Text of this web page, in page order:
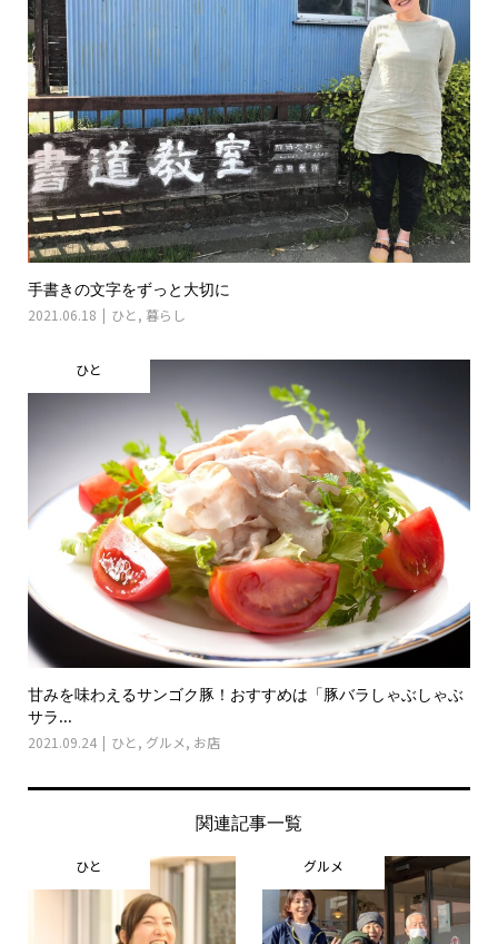
手書きの文字をずっと大切に
2021.06.18 ひと , 暮らし
ひと
甘みを味わえるサンゴク豚！おすすめは「豚バラしゃぶしゃぶ
サラ...
2021.09.24 ひと , グルメ, お店
関連記事一覧
ひと グルメ